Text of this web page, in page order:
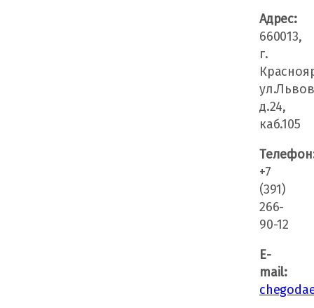
Адрес:
660013,
г.
д.24,
каб.105
+7
(391)
266-
90-12
E-
mail: